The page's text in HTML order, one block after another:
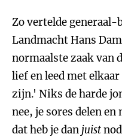
Zo vertelde
Landmacht Hans
normaalste zaak van
lief en leed met
zijn.' Niks de harde
nee, je sores delen
dat heb je dan juist